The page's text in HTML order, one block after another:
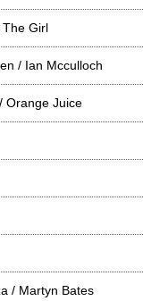
The Girl
/ Ian Mcculloch
Orange Juice
/ Martyn Bates